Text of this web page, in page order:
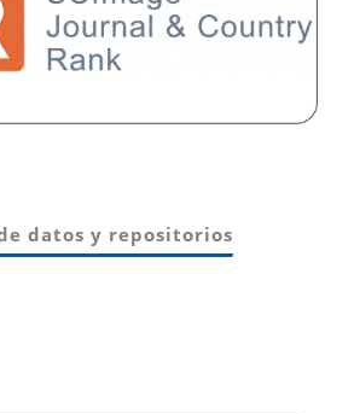
datos y repositorios